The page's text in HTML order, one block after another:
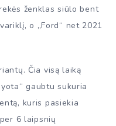
ženklas siūlo bent
o „Ford“ net 2021
Čia visą laiką
gaubtu sukuria
kuris pasiekia
6 laipsnių